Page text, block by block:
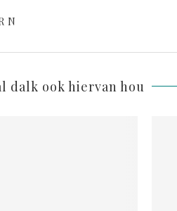
N
dalk ook hiervan hou